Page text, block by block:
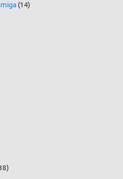
(14)